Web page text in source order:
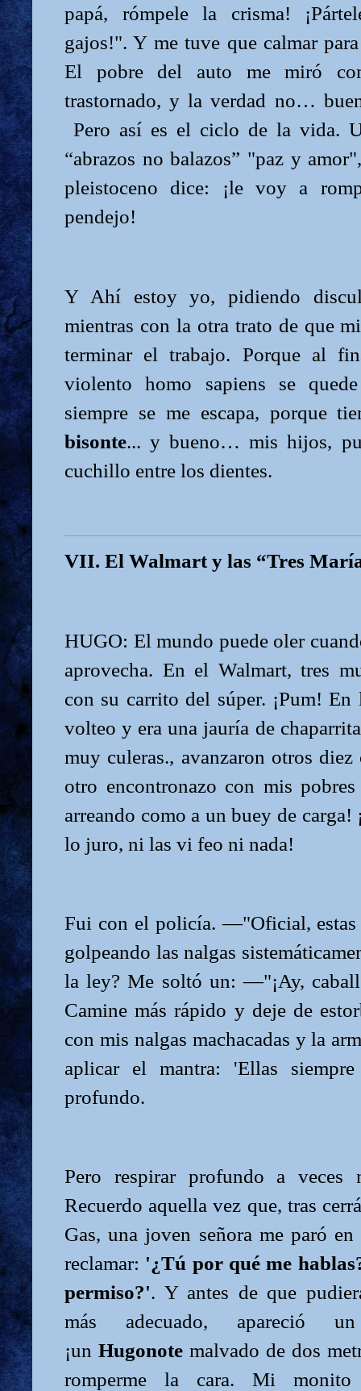
papá, rómpele la crisma!
gajos!". Y me tuve que calmar
El pobre del auto me miró
trastornado, y la verdad no…
Pero así es el ciclo de la vida.
“abrazos no balazos” "paz y
pleistoceno dice: ¡le voy a
pendejo!
Y Ahí estoy yo, pidiendo
mientras con la otra trato de que
terminar el trabajo. Porque al
violento homo sapiens se
siempre se me escapa, porque
bisonte... y bueno… mis hijos,
cuchillo entre los dientes.
VII. El Walmart y las “Tres
HUGO: El mundo puede oler
aprovecha. En el Walmart, tres
con su carrito del súper. ¡Pum! En
volteo y era una jauría de
muy culeras., avanzaron otros diez
otro encontronazo con mis pobres
arreando como a un buey de carga!
lo juro, ni las vi feo ni nada!
Fui con el policía. —"Oficial, estas
golpeando las nalgas
la ley? Me soltó un: —"¡Ay,
Camine más rápido y deje de
con mis nalgas machacadas y la
aplicar el mantra: 'Ellas
profundo.
Pero respirar profundo a
Recuerdo aquella vez que, tras
Gas, una joven señora me paró
reclamar: '¿Tú por qué me
permiso?'. Y antes de que
más adecuado, apareció
¡un Hugonote malvado de dos
romperme la cara. Mi